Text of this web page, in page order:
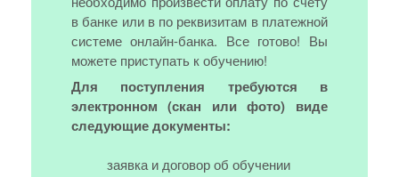
в банке или в по реквизитам в платежной
системе онлайн-банка. Все готово! Вы
можете приступать к обучению!
Для поступления требуются в
электронном (скан или фото) виде
следующие документы:
заявка и договор об обучении